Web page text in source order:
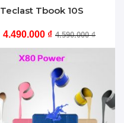
Teclast Tbook 10S
4.590.000₫
4.490.000 ₫